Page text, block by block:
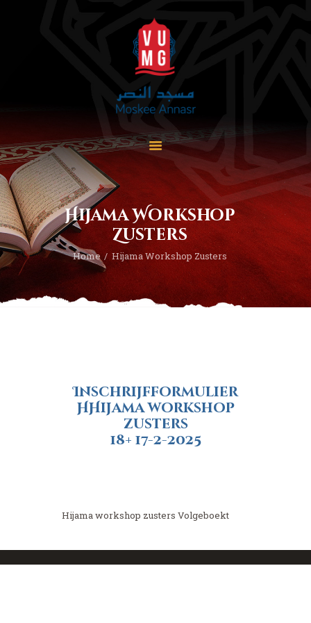
Hijama Workshop
Zusters
Home Hijama Workshop Zusters
Over ons
Onderwijs
Vrouwencommissie
Activiteiten
Diensten
Contact
Lid worden
Inschrijfformulier
HHijama workshop
zusters
18+ 17-2-2025
Hijama workshop zusters Volgeboekt